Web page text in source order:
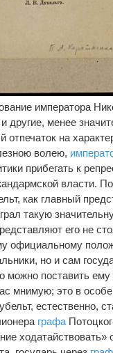
императора
другие, менее
отпечаток на
волею,
прибегать к
власти.
как главный
такую
его не
официальному
но и сам
можно поставить ему
мнимую; это в
естественно,
графа
ходатайствовать»